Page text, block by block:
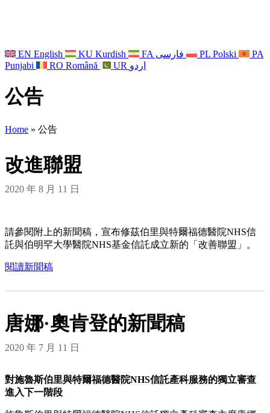
EN English KU Kurdish FA فارسی PL Polski
PA
Punjabi
RO Română UR اردو
公告
Home » 公告
改進聯盟
2020 年 8 月 11 日
請參閱附上的新聞稿，宣布修茲伯里與特爾福德醫院NHS信
託與伯明罕大學醫院NHS基金信託成立新的「改善聯盟」。
閱讀新聞稿
唐娜·奧肯登的新聞稿
2020 年 7 月 11 日
對施魯斯伯里與特爾福德醫院NHS信託產科服務的獨立審查
進入下一階段